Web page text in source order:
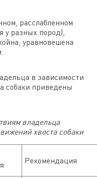
расслабленном
у разных пород),
уравновешена
в зависимости
собаки приведены
владельца
хвоста собаки
Рекомендация